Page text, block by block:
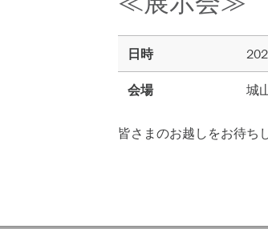
日時
会場 城
皆さまのお越しをお待ち